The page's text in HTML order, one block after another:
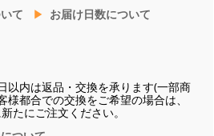
て
お届け日数について
以内は返品・交換を承ります(一部商
様都合での交換をご希望の場合は、
たにご注文ください。